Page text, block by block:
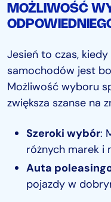
MOŻLIWOŚĆ
Jesień to czas,
samochodów jest
Możliwość wyboru
zwiększa szanse na
Szeroki wybór:
różnych marek i
Auta
pojazdy w